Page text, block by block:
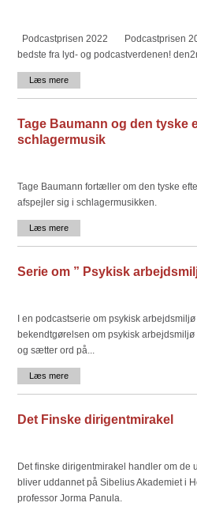
Podcastprisen 2022 ​ Podcastprisen
bedste fra lyd- og podcastverdenen!
Læs mere
Tage Baumann og den tyske
schlagermusik
Tage Baumann fortæller om den tyske
afspejler sig i schlagermusikken.
Læs mere
Serie om ” Psykisk
I en podcastserie om psykisk
bekendtgørelsen om psykisk
og sætter ord på...
Læs mere
Det Finske dirigentmirakel
Det finske dirigentmirakel handler om de
bliver uddannet på Sibelius Akademiet i
professor Jorma Panula.